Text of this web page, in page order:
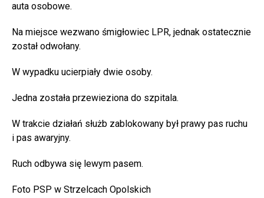
auta osobowe.
Na miejsce wezwano śmigłowiec LPR, jednak ostatecznie
został odwołany.
W wypadku ucierpiały dwie osoby.
Jedna została przewieziona do szpitala.
W trakcie działań służb zablokowany był prawy pas ruchu
i pas awaryjny.
Ruch odbywa się lewym pasem.
Foto PSP w Strzelcach Opolskich